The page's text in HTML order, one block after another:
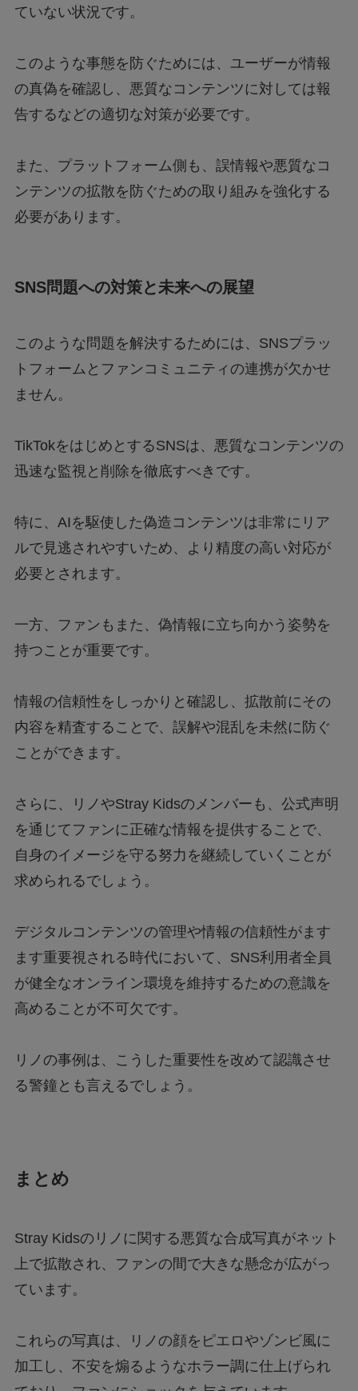
ていない状況です。
このような事態を防ぐためには、ユーザーが情報
の真偽を確認し、悪質なコンテンツに対しては報
告するなどの適切な対策が必要です。
また、プラットフォーム側も、誤情報や悪質なコ
ンテンツの拡散を防ぐための取り組みを強化する
必要があります。
SNS問題への対策と未来への展望
このような問題を解決するためには、SNSプラッ
トフォームとファンコミュニティの連携が欠かせ
ません。
TikTokをはじめとするSNSは、悪質なコンテンツの
迅速な監視と削除を徹底すべきです。
特に、AIを駆使した偽造コンテンツは非常にリア
ルで見逃されやすいため、より精度の高い対応が
必要とされます。
一方、ファンもまた、偽情報に立ち向かう姿勢を
持つことが重要です。
情報の信頼性をしっかりと確認し、拡散前にその
内容を精査することで、誤解や混乱を未然に防ぐ
ことができます。
さらに、リノやStray Kidsのメンバーも、公式声明
を通じてファンに正確な情報を提供することで、
自身のイメージを守る努力を継続していくことが
求められるでしょう。
デジタルコンテンツの管理や情報の信頼性がます
ます重要視される時代において、SNS利用者全員
が健全なオンライン環境を維持するための意識を
高めることが不可欠です。
リノの事例は、こうした重要性を改めて認識させ
る警鐘とも言えるでしょう。
まとめ
Stray Kidsのリノに関する悪質な合成写真がネット
上で拡散され、ファンの間で大きな懸念が広がっ
ています。
これらの写真は、リノの顔をピエロやゾンビ風に
加工し、不安を煽るようなホラー調に仕上げられ